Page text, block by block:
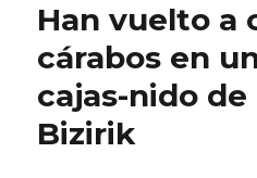
Han vuelto a
cárabos en
cajas-nido de
Bizirik